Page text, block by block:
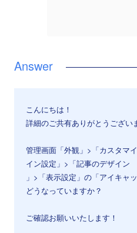
こんにちは！
詳細のご共有ありがとうござい
管理画面「外観」>「カスタマ
イン設定」>「記事のデザイン
」>「表示設定」の「アイキャ
どうなっていますか？
ご確認お願いいたします！